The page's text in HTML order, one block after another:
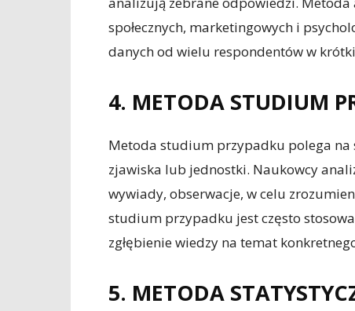
społecznych, marketingowych i
danych od wielu respondentów w
4. METODA STUDIUM
Metoda studium przypadku polega na
zjawiska lub jednostki. Naukowcy
wywiady, obserwacje, w celu
studium przypadku jest często
zgłębienie wiedzy na temat
5. METODA